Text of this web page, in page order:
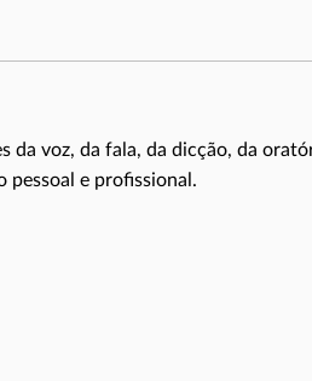
da voz, da fala, da dicção, da
pessoal e profissional.